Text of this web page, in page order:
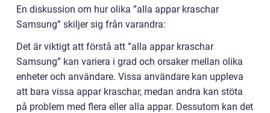
En diskussion om hur olika ”alla appar kraschar
Samsung” skiljer sig från varandra:
Det är viktigt att förstå att ”alla appar kraschar
Samsung” kan variera i grad och orsaker mellan olika
enheter och användare. Vissa användare kan uppleva
att bara vissa appar kraschar, medan andra kan stöta
på problem med flera eller alla appar. Dessutom kan det